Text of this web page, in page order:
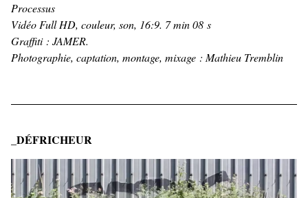
Processus
Vidéo Full HD, couleur, son, 16:9. 7 min 08 s
Graffiti : JAMER.
Photographie, captation, montage, mixage : Mathieu Tremblin
_DÉFRICHEUR